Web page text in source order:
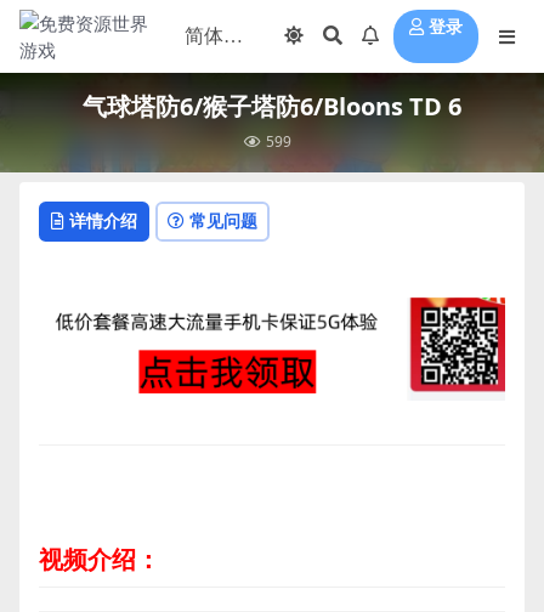
登录
气球塔防6/猴子塔防6/Bloons TD 6
599
详情介绍 常见问题
视频介绍：